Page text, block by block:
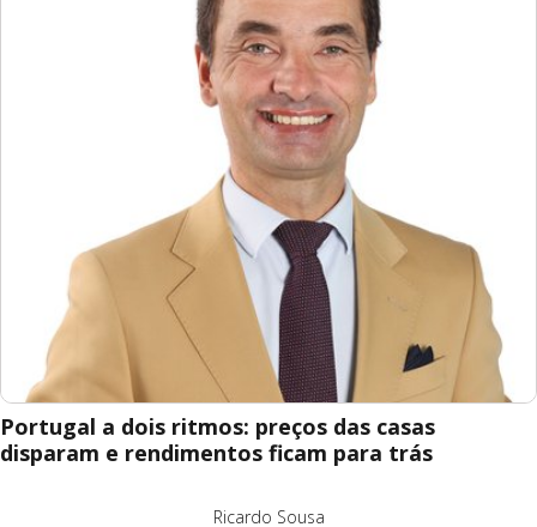
Portugal a dois ritmos: preços das casas
disparam e rendimentos ficam para trás
Ricardo Sousa